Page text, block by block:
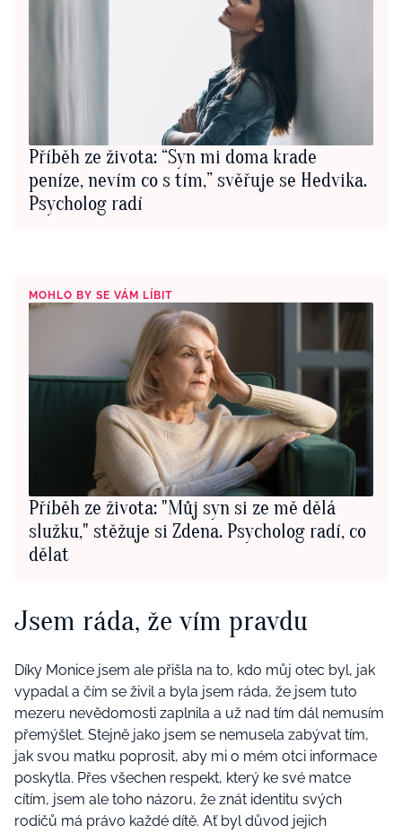
Příběh ze života: “Syn mi doma krade
peníze, nevím co s tím,” svěřuje se Hedvika.
Psycholog radí
MOHLO BY SE VÁM LÍBIT
Příběh ze života: "Můj syn si ze mě dělá
služku," stěžuje si Zdena. Psycholog radí, co
dělat
Jsem ráda, že vím pravdu
Díky Monice jsem ale přišla na to, kdo můj otec byl, jak
vypadal a čím se živil a byla jsem ráda, že jsem tuto
mezeru nevědomosti zaplnila a už nad tím dál nemusím
přemýšlet. Stejně jako jsem se nemusela zabývat tím,
jak svou matku poprosit, aby mi o mém otci informace
poskytla. Přes všechen respekt, který ke své matce
cítím, jsem ale toho názoru, že znát identitu svých
rodičů má právo každé dítě. Ať byl důvod jejich